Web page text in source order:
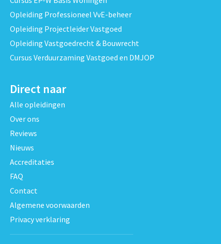
Opleiding Professioneel VvE-beheer
Opleiding Projectleider Vastgoed
Opleiding Vastgoedrecht & Bouwrecht
Cursus Verduurzaming Vastgoed en DMJOP
Direct naar
Alle opleidingen
Over ons
Reviews
Nieuws
Accreditaties
FAQ
Contact
Algemene voorwaarden
Privacy verklaring